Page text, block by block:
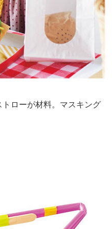
ローが材料。マスキング